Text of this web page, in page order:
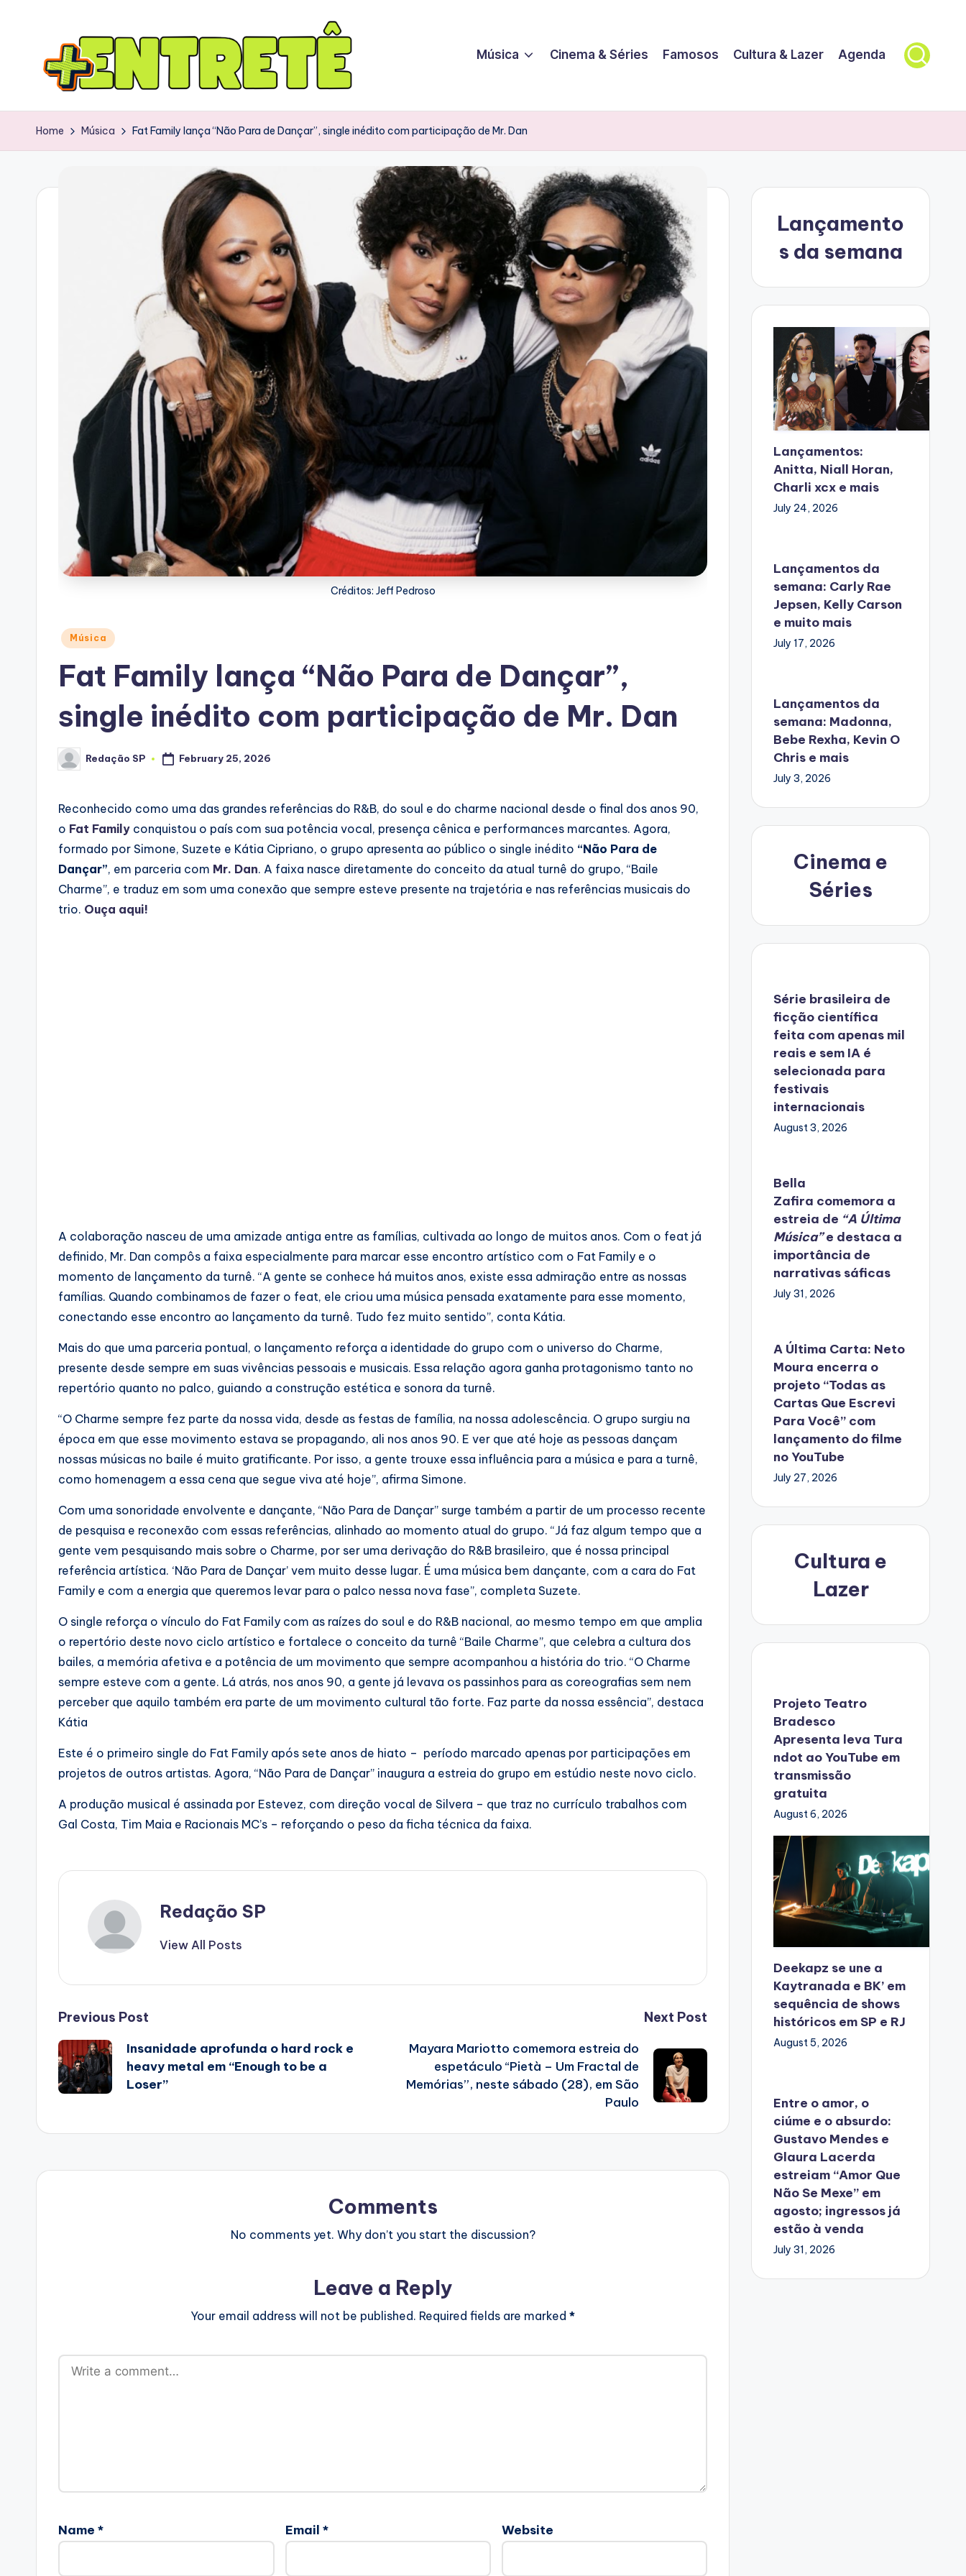
Música Cinema & Séries Famosos Cultura & Lazer Agenda
Home Música Fat Family lança “Não Para de Dançar”, single inédito com participação de Mr. Dan
Créditos: Jeff Pedroso
Posted
Música
Fat Family lança “Não Para de Dançar”,
single inédito com participação de Mr. Dan
Posted
by
Redação SP February 25, 2026
Reconhecido como uma das grandes referências do R&B, do soul e do charme nacional desde o final dos anos 90,
o Fat Family conquistou o país com sua potência vocal, presença cênica e performances marcantes. Agora,
formado por Simone, Suzete e Kátia Cipriano, o grupo apresenta ao público o single inédito “Não Para de
Dançar”, em parceria com Mr. Dan. A faixa nasce diretamente do conceito da atual turnê do grupo, “Baile
Charme”, e traduz em som uma conexão que sempre esteve presente na trajetória e nas referências musicais do
trio. Ouça aqui!
A colaboração nasceu de uma amizade antiga entre as famílias, cultivada ao longo de muitos anos. Com o feat já
definido, Mr. Dan compôs a faixa especialmente para marcar esse encontro artístico com o Fat Family e o
momento de lançamento da turnê. “A gente se conhece há muitos anos, existe essa admiração entre as nossas
famílias. Quando combinamos de fazer o feat, ele criou uma música pensada exatamente para esse momento,
conectando esse encontro ao lançamento da turnê. Tudo fez muito sentido”, conta Kátia.
Mais do que uma parceria pontual, o lançamento reforça a identidade do grupo com o universo do Charme,
presente desde sempre em suas vivências pessoais e musicais. Essa relação agora ganha protagonismo tanto no
repertório quanto no palco, guiando a construção estética e sonora da turnê.
“O Charme sempre fez parte da nossa vida, desde as festas de família, na nossa adolescência. O grupo surgiu na
época em que esse movimento estava se propagando, ali nos anos 90. E ver que até hoje as pessoas dançam
nossas músicas no baile é muito gratificante. Por isso, a gente trouxe essa influência para a música e para a turnê,
como homenagem a essa cena que segue viva até hoje”, afirma Simone.
Com uma sonoridade envolvente e dançante, “Não Para de Dançar” surge também a partir de um processo recente
de pesquisa e reconexão com essas referências, alinhado ao momento atual do grupo. “Já faz algum tempo que a
gente vem pesquisando mais sobre o Charme, por ser uma derivação do R&B brasileiro, que é nossa principal
referência artística. ‘Não Para de Dançar’ vem muito desse lugar. É uma música bem dançante, com a cara do Fat
Family e com a energia que queremos levar para o palco nessa nova fase”, completa Suzete.
O single reforça o vínculo do Fat Family com as raízes do soul e do R&B nacional, ao mesmo tempo em que amplia
o repertório deste novo ciclo artístico e fortalece o conceito da turnê “Baile Charme”, que celebra a cultura dos
bailes, a memória afetiva e a potência de um movimento que sempre acompanhou a história do trio. “O Charme
sempre esteve com a gente. Lá atrás, nos anos 90, a gente já levava os passinhos para as coreografias sem nem
perceber que aquilo também era parte de um movimento cultural tão forte. Faz parte da nossa essência”, destaca
Kátia
Este é o primeiro single do Fat Family após sete anos de hiato – período marcado apenas por participações em
projetos de outros artistas. Agora, “Não Para de Dançar” inaugura a estreia do grupo em estúdio neste novo ciclo.
A produção musical é assinada por Estevez, com direção vocal de Silvera – que traz no currículo trabalhos com
Gal Costa, Tim Maia e Racionais MC’s – reforçando o peso da ficha técnica da faixa.
Redação SP
View All Posts
Post
navigation
Previous Post
Insanidade aprofunda o hard rock e
heavy metal em “Enough to be a
Loser”
Next Post
Mayara Mariotto comemora estreia do
espetáculo “Pietà – Um Fractal de
Memórias”, neste sábado (28), em São
Paulo
Comments
No comments yet. Why don’t you start the discussion?
Leave a Reply
Your email address will not be published. Required fields are marked*
Name * Email* Website
Lançamento
s da semana
Lançamentos:
Anitta, Niall Horan,
Charli xcx e mais
July 24, 2026
Lançamentos da
semana: Carly Rae
Jepsen, Kelly Carson
e muito mais
July 17, 2026
Lançamentos da
semana: Madonna,
Bebe Rexha, Kevin O
Chris e mais
July 3, 2026
Cinema e
Séries
Série brasileira de
ficção científica
feita com apenas mil
reais e sem IA é
selecionada para
festivais
internacionais
August 3, 2026
Bella
Zafira comemora a
estreia de “A Última
Música”e destaca a
importância de
narrativas sáficas
July 31, 2026
A Última Carta: Neto
Moura encerra o
projeto “Todas as
Cartas Que Escrevi
Para Você” com
lançamento do filme
no YouTube
July 27, 2026
Cultura e
Lazer
Projeto Teatro
Bradesco
Apresenta leva Tura
ndot ao YouTube em
transmissão
gratuita
August 6, 2026
Deekapz se une a
Kaytranada e BK’ em
sequência de shows
históricos em SP e RJ
August 5, 2026
Entre o amor, o
ciúme e o absurdo:
Gustavo Mendes e
Glaura Lacerda
estreiam “Amor Que
Não Se Mexe” em
agosto; ingressos já
estão à venda
July 31, 2026